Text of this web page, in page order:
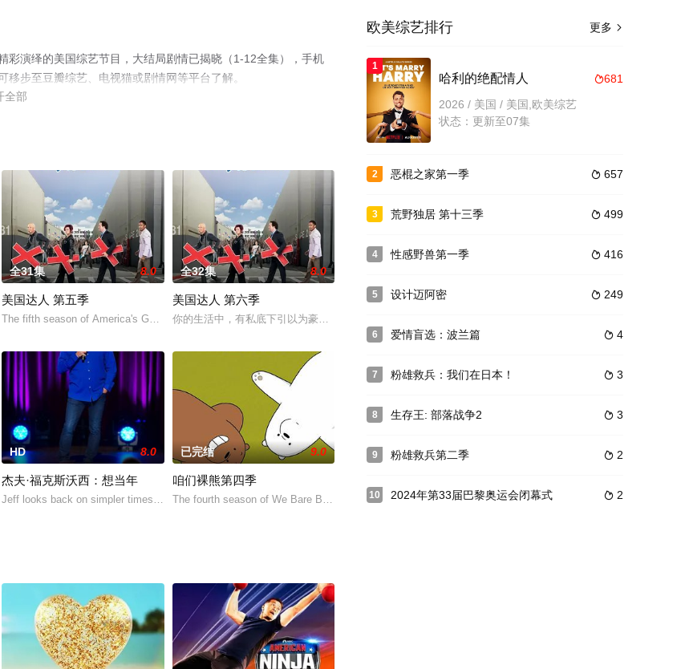
演绎的美国综艺节目，大结局剧情已揭晓（1-12全集），手机
步至豆瓣综艺、电视猫或剧情网等平台了解。
全部
极端世界中的感情关系、成年人，以及处于中间水平的状态— 这不完美，但也不算太糟。
全31集 8.0
美国达人 第五季
The fifth season of America's Got Talent, an American
全32集 8.0
美国达人 第六季
你的生活中，有私底下引以为豪，却不敢拿出来显的绝活吗？NBC从今年6月21日起开始播出一部选秀节目
过作弊来赢取现金大奖。唯一的规则就是，不要被抓住
HD 8.0
杰夫·福克斯沃西：想当年
Jeff looks back on simpler times as he talks aging, textin
已完结 9.0
咱们裸熊第四季
The fourth season of We Bare Bears. Season 4 premiered on
更多 
欧美综艺排行
1
681
哈利的绝配情人
2026 / 美国 / 美国,欧美综艺
状态：更新至07集
2  657
恶棍之家第一季
3  499
荒野独居 第十三季
4  416
性感野兽第一季
5  249
设计迈阿密
6  4
爱情盲选：波兰篇
7  3
粉雄救兵：我们在日本！
8  3
生存王: 部落战争2
9  2
粉雄救兵第二季
10  2
2024年第33届巴黎奥运会闭幕式